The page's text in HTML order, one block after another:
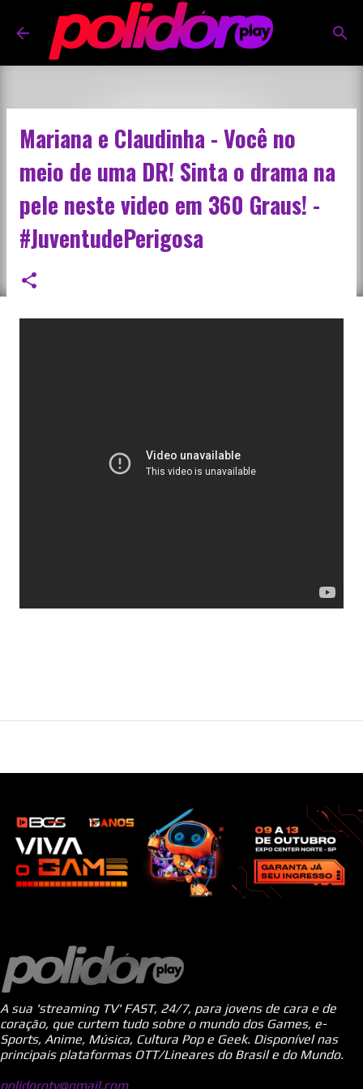
Pular para o conteúdo principal
Mariana e Claudinha - Você no
meio de uma DR! Sinta o drama na
pele neste video em 360 Graus! -
#JuventudePerigosa
A sua 'streaming TV' FAST, 24/7, para jovens de cara e de
coração, que curtem tudo sobre o mundo dos Games, e-
Sports, Anime, Música, Cultura Pop e Geek. Disponível nas
principais plataformas OTT/Lineares do Brasil e do Mundo.
polidorotv@gmail.com